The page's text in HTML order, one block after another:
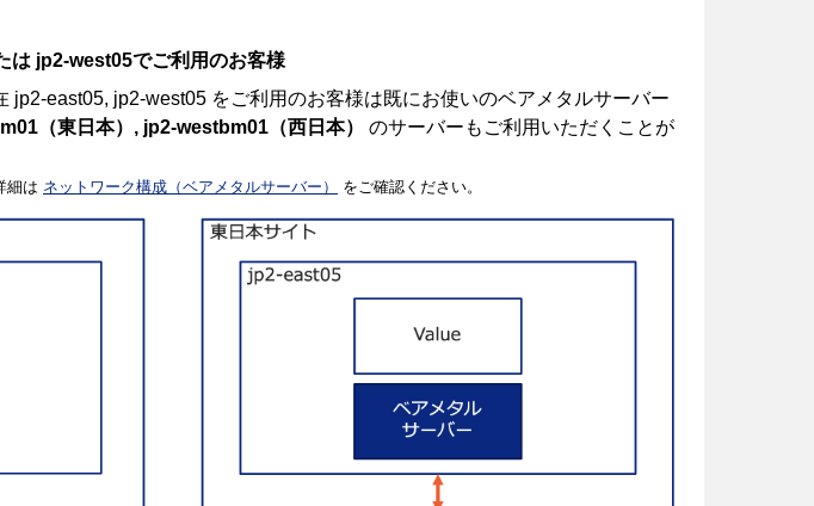
jp2-west05でご利用のお客様
jp2-east05, jp2-west05 をご利用のお客様は既にお使いのベアメタルサーバー
（東日本）, jp2-westbm01（西日本） のサーバーもご利用いただくことが
細は ネットワーク構成（ベアメタルサーバー） をご確認ください。